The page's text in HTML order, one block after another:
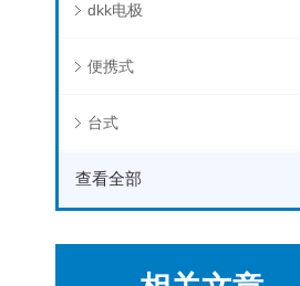
dkk电极
便携式
台式
查看全部